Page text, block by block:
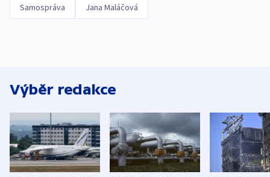
Samospráva Jana Maláčová
Výběr redakce